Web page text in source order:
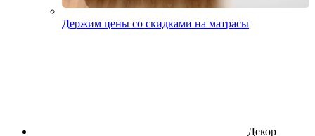
Держим цены со скидками на матрасы
Декор